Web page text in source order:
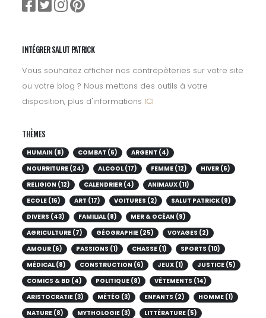
INTÉGRER SALUT PATRICK
Vous souhaitez afficher nos contrepèteries sur votre site
ou votre blog ? Nous mettons des outils à votre
disposition, plus d'informations ICI
THÈMES
HUMAIN (8) COMBAT (6)
ARGENT (4)
NOURRITURE (24)
ALCOOL (17) FEMME (12)
HIVER (6)
RELIGION (12)
CALENDRIER (4)
ANIMAUX (11)
ECOLE (16)
ART (17) VOITURES (2)
SALUT PATRICK (9)
DIVERS (43)
FAMILIAL (8)
MER & OCÉAN (9)
AGRICULTURE (7)
GÉOGRAPHIE (25)
VOYAGES (2)
AMOUR (6)
PASSIONS (1) CHASSE (1)
SPORTS (10)
MÉDICAL (8)
CONSTRUCTION (6) JEUX (1)
JUSTICE (5)
COMICS & BD (4)
POLITIQUE (8)
VÊTEMENTS (14)
ARISTOCRATIE (3)
MÉTÉO (3) ENFANTS (2)
HOMME (1)
NATURE (8)
MYTHOLOGIE (3)
LITTÉRATURE (5)